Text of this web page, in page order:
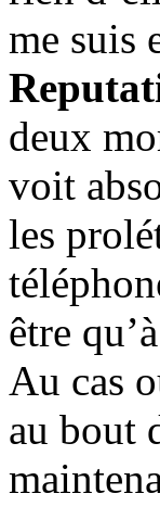
me suis
deux
voit
les
être
Au cas
au bout